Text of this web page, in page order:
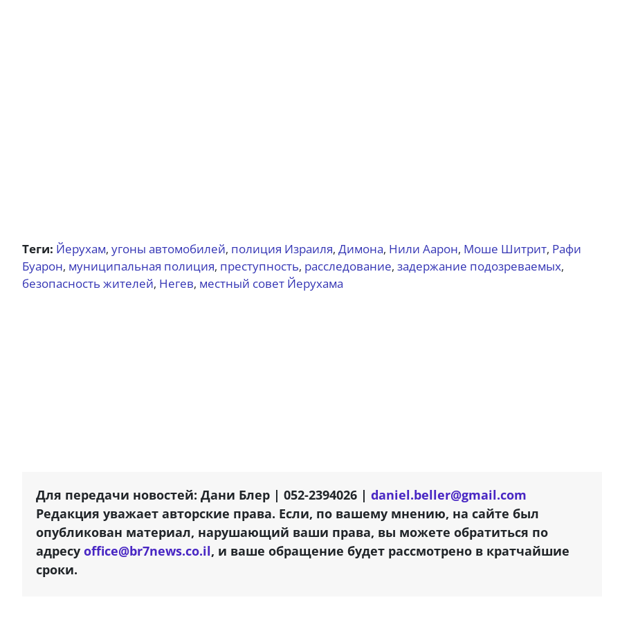
Теги: Йерухам, угоны автомобилей, полиция Израиля, Димона, Нили Аарон, Моше Шитрит, Рафи
Буарон, муниципальная полиция, преступность, расследование, задержание подозреваемых,
безопасность жителей, Негев, местный совет Йерухама
Для передачи новостей: Дани Блер | 052-2394026 | daniel.beller@gmail.com
Редакция уважает авторские права. Если, по вашему мнению, на сайте был
опубликован материал, нарушающий ваши права, вы можете обратиться по
адресу office@br7news.co.il, и ваше обращение будет рассмотрено в кратчайшие
сроки.